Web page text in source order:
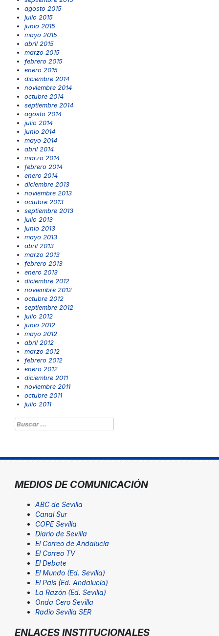
agosto 2015
julio 2015
junio 2015
mayo 2015
abril 2015
marzo 2015
febrero 2015
enero 2015
diciembre 2014
noviembre 2014
octubre 2014
septiembre 2014
agosto 2014
julio 2014
junio 2014
mayo 2014
abril 2014
marzo 2014
febrero 2014
enero 2014
diciembre 2013
noviembre 2013
octubre 2013
septiembre 2013
julio 2013
junio 2013
mayo 2013
abril 2013
marzo 2013
febrero 2013
enero 2013
diciembre 2012
noviembre 2012
octubre 2012
septiembre 2012
julio 2012
junio 2012
mayo 2012
abril 2012
marzo 2012
febrero 2012
enero 2012
diciembre 2011
noviembre 2011
octubre 2011
julio 2011
Buscar:
MEDIOS DE COMUNICACIÓN
ABC de Sevilla
Canal Sur
COPE Sevilla
Diario de Sevilla
El Correo de Andalucía
El Correo TV
El Debate
El Mundo (Ed. Sevilla)
El País (Ed. Andalucía)
La Razón (Ed. Sevilla)
Onda Cero Sevilla
Radio Sevilla SER
ENLACES INSTITUCIONALES